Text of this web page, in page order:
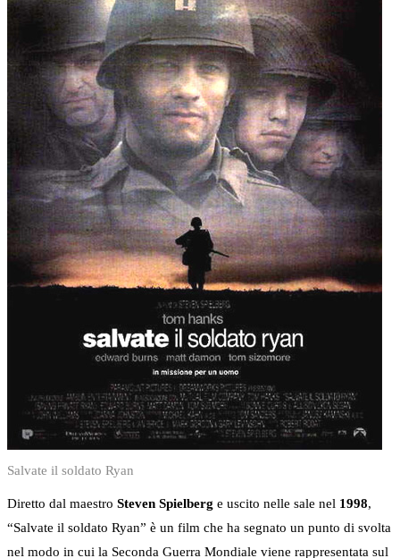
Salvate il soldato Ryan
Diretto dal maestro Steven Spielberg e uscito nelle sale nel 1998,
“Salvate il soldato Ryan” è un film che ha segnato un punto di svolta
nel modo in cui la Seconda Guerra Mondiale viene rappresentata sul